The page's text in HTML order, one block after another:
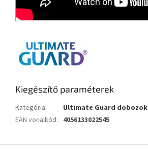
Kiegészítő paraméterek
Kategória:
Ultimate Guard dobozok
EAN vonalkód: 4056133022545